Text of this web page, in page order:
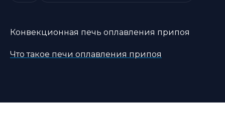
Конвекционная печь оплавления припоя
Что такое печи оплавления припоя